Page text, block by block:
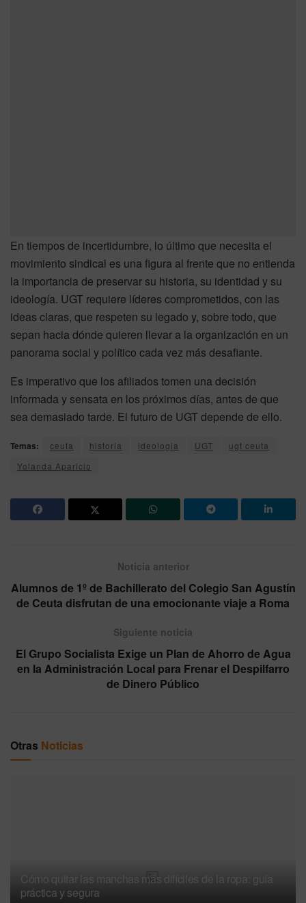
En tiempos de incertidumbre, lo último que necesita el
movimiento sindical es una figura al frente que no entienda
la importancia de preservar su historia, su identidad y su
ideología. UGT requiere líderes comprometidos, con las
ideas claras, que respeten su legado y, sobre todo, que
sepan hacia dónde quieren llevar a la organización en un
panorama social y político cada vez más desafiante.
Es imperativo que los afiliados tomen una decisión
informada y sensata en los próximos días, antes de que
sea demasiado tarde. El futuro de UGT depende de ello.
Temas: ceuta historia ideologia UGT
ugt ceuta
Yolanda Aparicio
Noticia anterior
Alumnos de 1º de Bachillerato del Colegio San Agustín
de Ceuta disfrutan de una emocionante viaje a Roma
Siguiente noticia
El Grupo Socialista Exige un Plan de Ahorro de Agua
en la Administración Local para Frenar el Despilfarro
de Dinero Público
Otras Noticias
Cómo quitar las manchas más difíciles de la ropa: guía
práctica y segura